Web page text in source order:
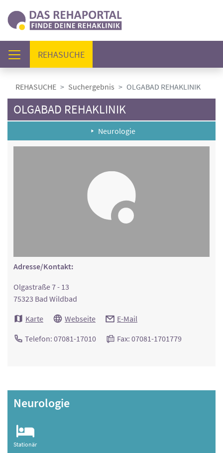
REHASUCHE(AKTUELL)
REHASUCHE Suchergebnis OLGABAD REHAKLINIK
OLGABAD REHAKLINIK
Neurologie
Adresse/Kontakt:
Olgastraße 7 - 13
75323 Bad Wildbad
Karte
Webseite E-Mail
Telefon: 07081-17010 Fax: 07081-1701779
Neurologie
Stationär